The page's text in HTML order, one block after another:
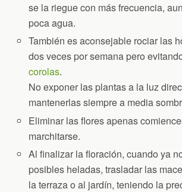
se la riegue con más frecuencia,
poca agua.
También es aconsejable rociar las
dos veces por semana pero
corolas.
No exponer las plantas a la luz
mantenerlas siempre a media
Eliminar las flores apenas
marchitarse.
Al finalizar la floración, cuando ya
posibles heladas, trasladar las
la terraza o al jardín, teniendo la